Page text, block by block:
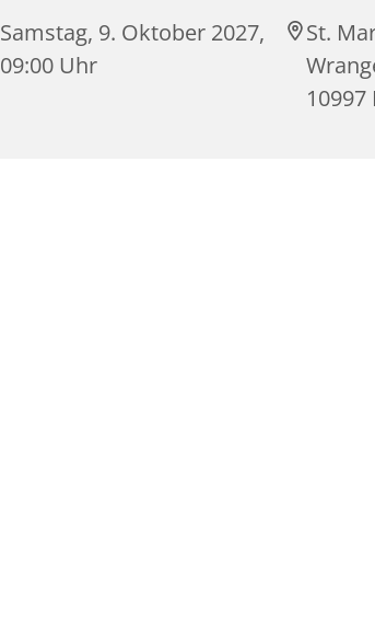
Samstag, 9. Oktober 2027,
09:00 Uhr
St.
10997